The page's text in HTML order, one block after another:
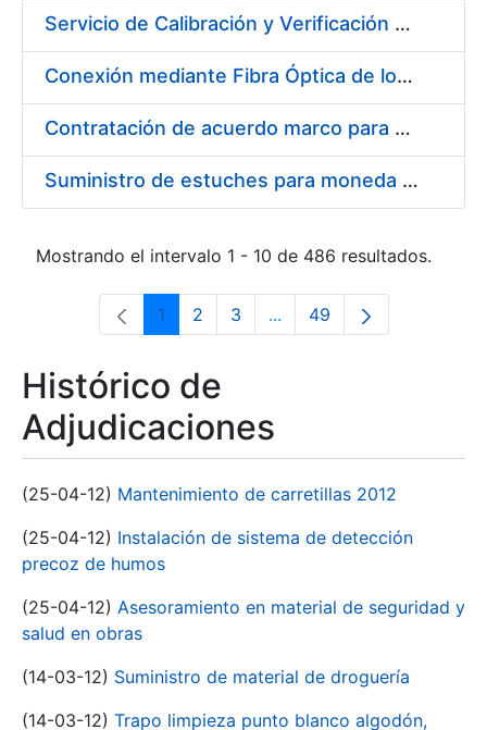
Servicio de Calibración y Verificación Externa de los Equipos de Medición del Servicio de Prevención de la FNMT-RCM
Conexión mediante Fibra Óptica de los Centros de Proceso de Datos (CPDs) de las sedes de la FNMT-RCM de Burgos y Madrid
Contratación de acuerdo marco para el Suministro de Material de Electricidad para la Fábrica Nacional de Moneda y Timbre-Real Casa de la Moneda en su centro de trabajo de Burgos
Suministro de estuches para moneda de 30 €
Mostrando el intervalo 1 - 10 de 486 resultados.
Página
1 Página
2 Página
3 ...Páginas intermedias Use
Página
49
Histórico de
Adjudicaciones
(25-04-12) Mantenimiento de carretillas 2012
(25-04-12) Instalación de sistema de detección
precoz de humos
(25-04-12) Asesoramiento en material de seguridad y
salud en obras
(14-03-12) Suministro de material de droguería
(14-03-12) Trapo limpieza punto blanco algodón,